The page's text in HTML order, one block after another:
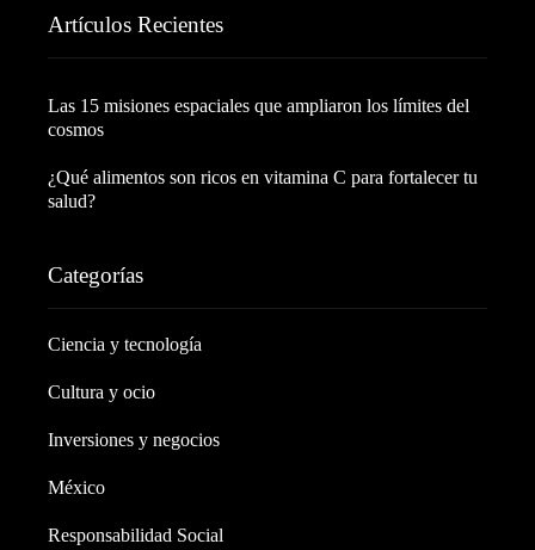
Artículos Recientes
Las 15 misiones espaciales que ampliaron los límites del
cosmos
¿Qué alimentos son ricos en vitamina C para fortalecer tu
salud?
Categorías
Ciencia y tecnología
Cultura y ocio
Inversiones y negocios
México
Responsabilidad Social